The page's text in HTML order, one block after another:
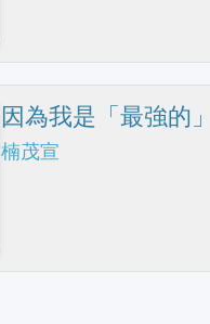
因為我是「最強的」
楠茂宣